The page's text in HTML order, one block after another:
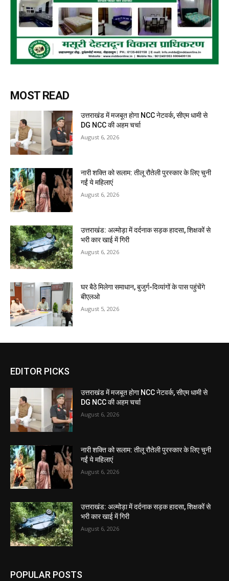
MOST READ
उत्तराखंड में मजबूत होगा NCC नेटवर्क, सीएम धामी से
DG NCC की अहम चर्चा
August 6, 2026
नारी शक्ति को सलाम: तीलू रौतेली पुरस्कार के लिए चुनी
गईं ये महिलाएं
August 6, 2026
उत्तराखंड: अल्मोड़ा में दर्दनाक सड़क हादसा, शिक्षकों से
भरी कार खाई में गिरी
August 6, 2026
घर बैठे मिलेगा समाधान, बुजुर्ग-दिव्यांगों के पास पहुंचेंगे
बीएलओ
August 5, 2026
EDITOR PICKS
उत्तराखंड में मजबूत होगा NCC नेटवर्क, सीएम धामी से
DG NCC की अहम चर्चा
August 6, 2026
नारी शक्ति को सलाम: तीलू रौतेली पुरस्कार के लिए चुनी
गईं ये महिलाएं
August 6, 2026
उत्तराखंड: अल्मोड़ा में दर्दनाक सड़क हादसा, शिक्षकों से
भरी कार खाई में गिरी
August 6, 2026
POPULAR POSTS